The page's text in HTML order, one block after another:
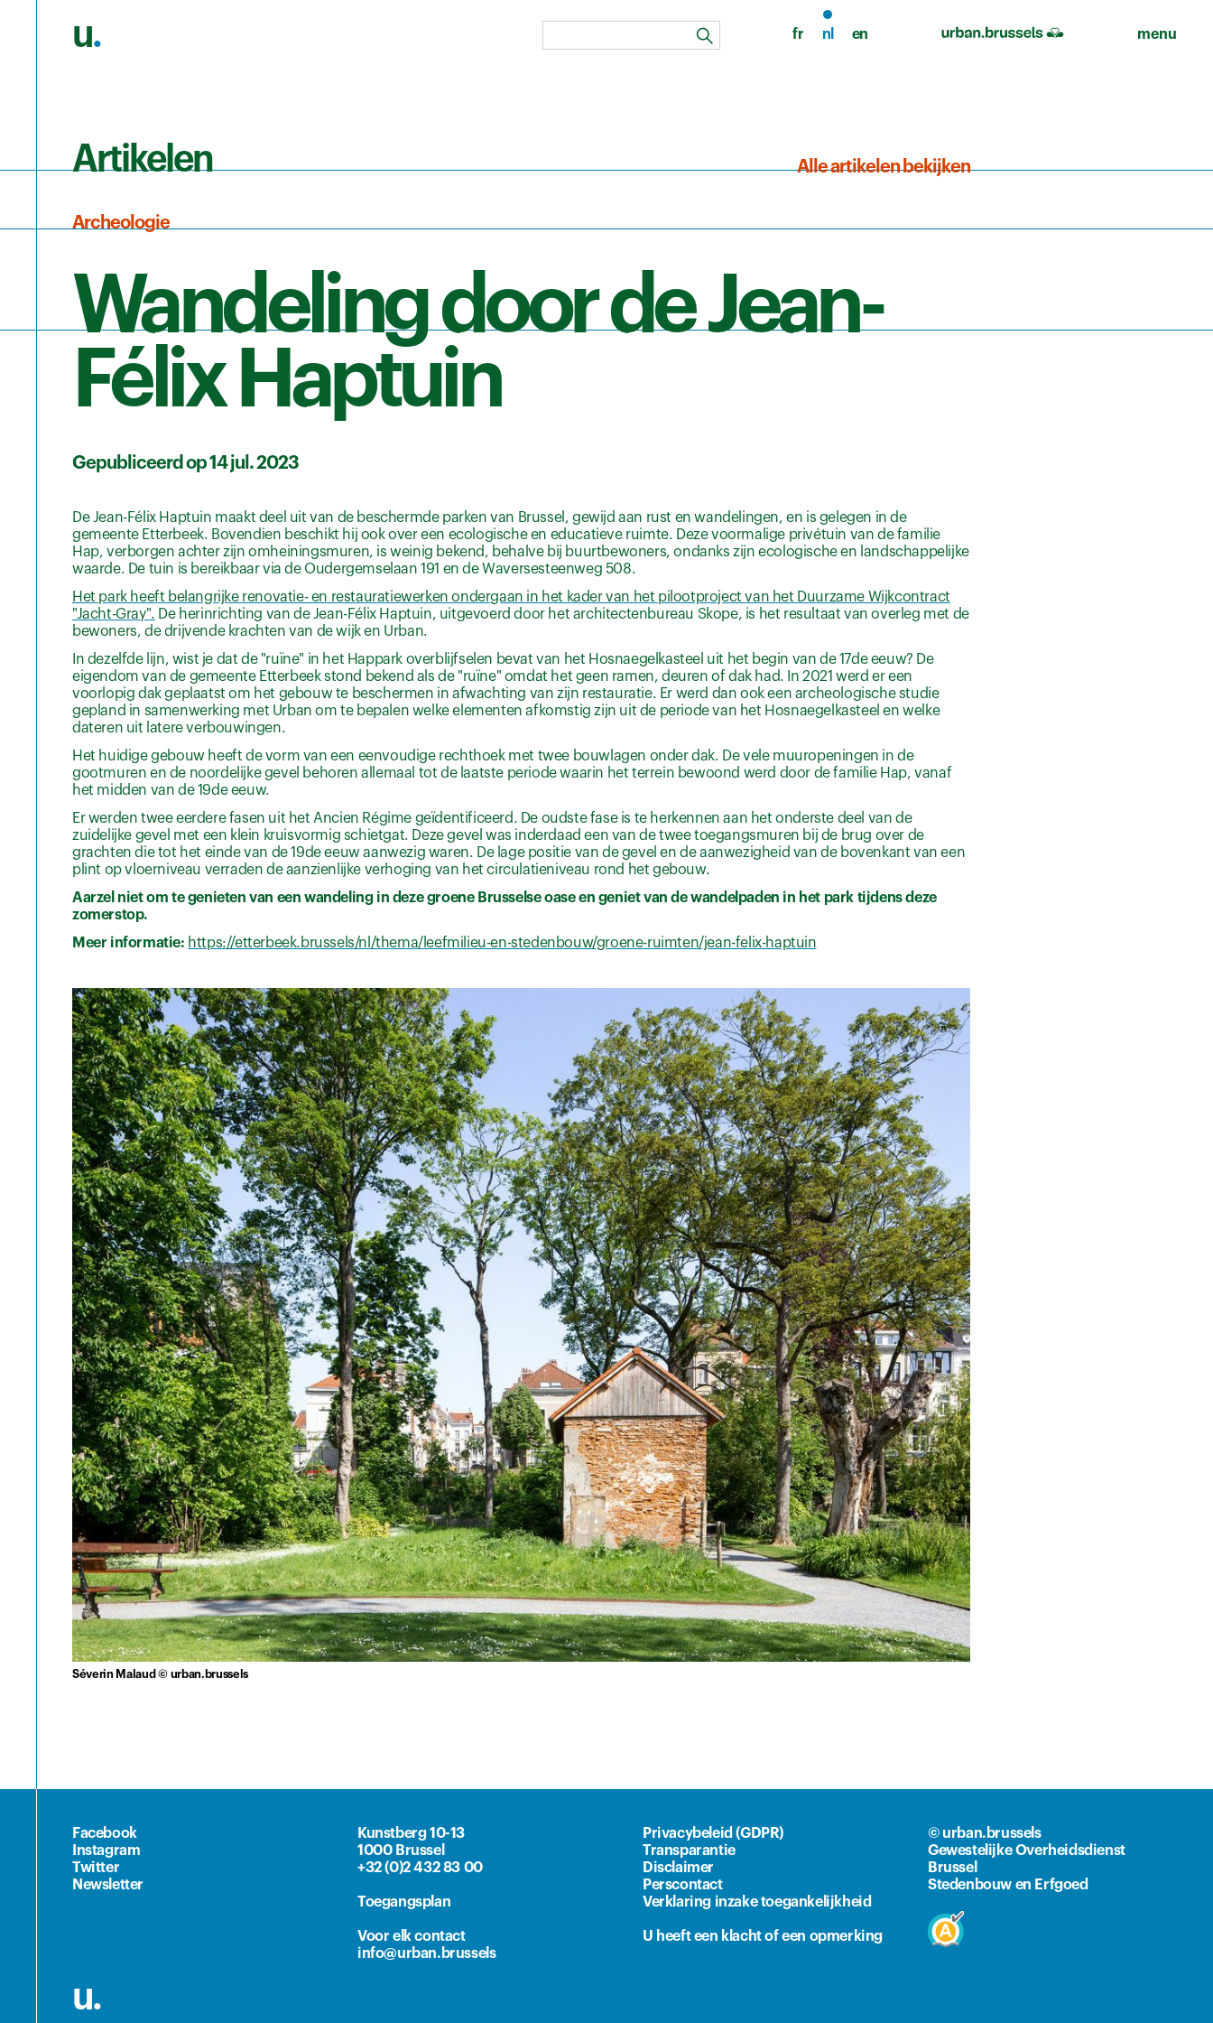
u. zoeken
fr nl en menu
Artikelen Alle artikelen bekijken
Archeologie
Wandeling door de Jean-
Félix Haptuin
Gepubliceerd op 14 jul. 2023
De Jean-Félix Haptuin maakt deel uit van de beschermde parken van Brussel, gewijd aan rust en wandelingen, en is gelegen in de
gemeente Etterbeek. Bovendien beschikt hij ook over een ecologische en educatieve ruimte. Deze voormalige privétuin van de familie
Hap, verborgen achter zijn omheiningsmuren, is weinig bekend, behalve bij buurtbewoners, ondanks zijn ecologische en landschappelijke
waarde. De tuin is bereikbaar via de Oudergemselaan 191 en de Waversesteenweg 508.
Het park heeft belangrijke renovatie- en restauratiewerken ondergaan in het kader van het pilootproject van het Duurzame Wijkcontract
"Jacht-Gray". De herinrichting van de Jean-Félix Haptuin, uitgevoerd door het architectenbureau Skope, is het resultaat van overleg met de
bewoners, de drijvende krachten van de wijk en Urban.
In dezelfde lijn, wist je dat de "ruïne" in het Happark overblijfselen bevat van het Hosnaegelkasteel uit het begin van de 17de eeuw? De
eigendom van de gemeente Etterbeek stond bekend als de "ruïne" omdat het geen ramen, deuren of dak had. In 2021 werd er een
voorlopig dak geplaatst om het gebouw te beschermen in afwachting van zijn restauratie. Er werd dan ook een archeologische studie
gepland in samenwerking met Urban om te bepalen welke elementen afkomstig zijn uit de periode van het Hosnaegelkasteel en welke
dateren uit latere verbouwingen.
Het huidige gebouw heeft de vorm van een eenvoudige rechthoek met twee bouwlagen onder dak. De vele muuropeningen in de
gootmuren en de noordelijke gevel behoren allemaal tot de laatste periode waarin het terrein bewoond werd door de familie Hap, vanaf
het midden van de 19de eeuw.
Er werden twee eerdere fasen uit het Ancien Régime geïdentificeerd. De oudste fase is te herkennen aan het onderste deel van de
zuidelijke gevel met een klein kruisvormig schietgat. Deze gevel was inderdaad een van de twee toegangsmuren bij de brug over de
grachten die tot het einde van de 19de eeuw aanwezig waren. De lage positie van de gevel en de aanwezigheid van de bovenkant van een
plint op vloerniveau verraden de aanzienlijke verhoging van het circulatieniveau rond het gebouw.
Aarzel niet om te genieten van een wandeling in deze groene Brusselse oase en geniet van de wandelpaden in het park tijdens deze
zomerstop.
Meer informatie: https://etterbeek.brussels/nl/thema/leefmilieu-en-stedenbouw/groene-ruimten/jean-felix-haptuin
Séverin Malaud © urban.brussels
Facebook
Instagram
Twitter
Newsletter
Kunstberg 10-13
1000 Brussel
+32 (0)2 432 83 00
Toegangsplan
Voor elk contact
info@urban.brussels
Privacybeleid (GDPR)
Transparantie
Disclaimer
Perscontact
Verklaring inzake toegankelijkheid
U heeft een klacht of een opmerking
© urban.brussels
Gewestelijke Overheidsdienst
Brussel
Stedenbouw en Erfgoed
u.